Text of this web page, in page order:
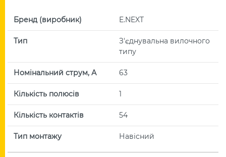
Бренд (виробник) E.NEXT
Тип
З'єднувальна вилочного
типу
Номінальний струм, А 63
Кількість полюсів 1
Кількість контактів 54
Тип монтажу Навісний